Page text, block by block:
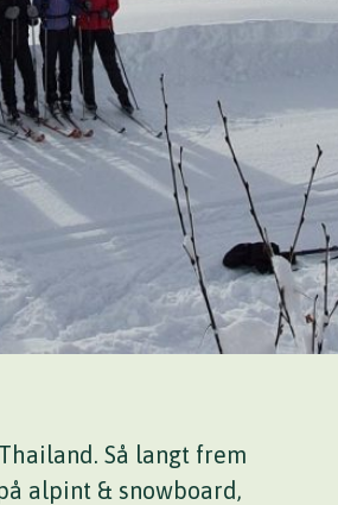
Så langt frem
alpint & snowboard,